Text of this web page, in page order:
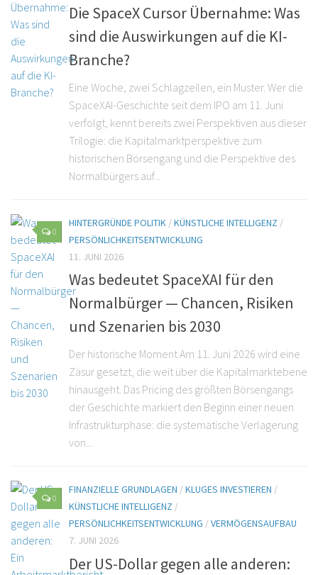
Die SpaceX Cursor Übernahme: Was
sind die Auswirkungen auf die KI-
Branche?
Eine Woche, zwei Schlagzeilen, ein Muster. Wer die
SpaceXAI-Geschichte seit dem IPO am 11. Juni
verfolgt, kennt bereits zwei Perspektiven aus dieser
Trilogie: die Kapitalmarktperspektive zum
historischen Börsengang und die Perspektive des
Normalbürgers auf...
0
HINTERGRÜNDE POLITIK /KÜNSTLICHE INTELLIGENZ /
PERSÖNLICHKEITSENTWICKLUNG
11. JUNI 2026
Was bedeutet SpaceXAI für den
Normalbürger — Chancen, Risiken
und Szenarien bis 2030
Der historische Moment Am 11. Juni 2026 wird eine
Zäsur gesetzt, die weit über die Kapitalmarktebene
hinausgeht. Das Pricing des größten Börsengangs
der Geschichte markiert den Beginn einer neuen
Infrastrukturphase: die systematische Verlagerung
von...
0
FINANZIELLE GRUNDLAGEN /KLUGES INVESTIEREN /
KÜNSTLICHE INTELLIGENZ /
PERSÖNLICHKEITSENTWICKLUNG /VERMÖGENSAUFBAU
7. JUNI 2026
Der US-Dollar gegen alle anderen: